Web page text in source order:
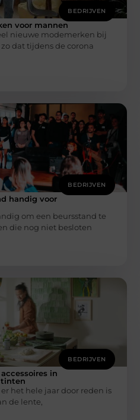
BEDRIJVEN
voor mannen
nieuwe modemerken bij
dat tijdens de corona
BEDRIJVEN
handig voor
om een beursstand te
die nog niet besloten
BEDRIJVEN
in
het hele jaar door reden is
de lente,